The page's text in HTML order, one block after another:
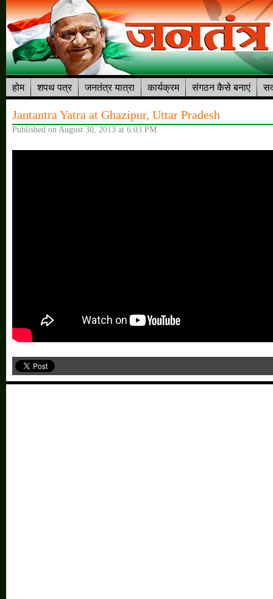
होम शपथ पत्र जनतंत्र यात्रा कार्यक्रम संगठन कैसे बनाएं
Jantantra Yatra at Ghazipur, Uttar Pradesh
Published on August 30, 2013 at 6:03 PM